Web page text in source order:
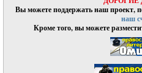
Вы можете поддержать наш проект,
наш
Кроме того, вы можете